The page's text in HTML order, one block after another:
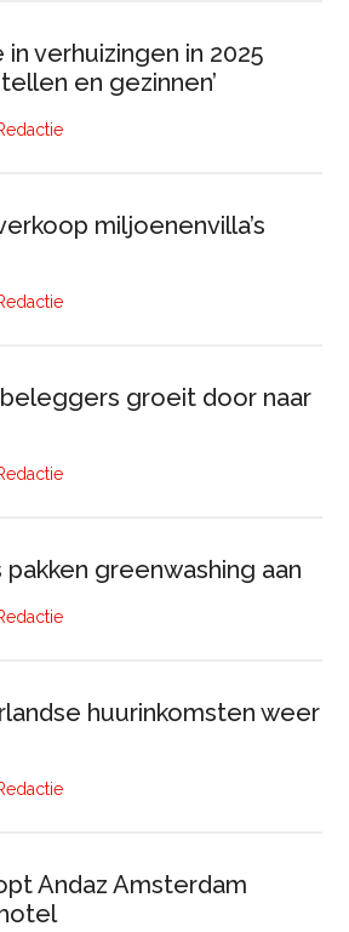
in verhuizingen in 2025
en gezinnen’
miljoenenvilla’s
groeit door naar
greenwashing aan
huurinkomsten weer
Andaz Amsterdam